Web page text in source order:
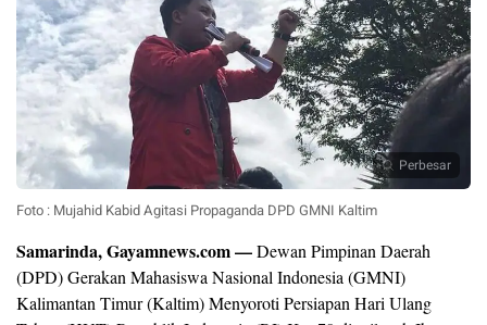
Perbesar
Foto : Mujahid Kabid Agitasi Propaganda DPD GMNI Kaltim
Samarinda, Gayamnews.com —Dewan Pimpinan Daerah
(DPD) Gerakan Mahasiswa Nasional Indonesia (GMNI)
Kalimantan Timur (Kaltim) Menyoroti Persiapan Hari Ulang